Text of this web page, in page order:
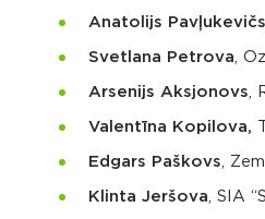
Anatolijs Pavļukevičs
Svetlana Petrova,
Arsenijs Aksjonovs,
Valentīna Kopilova,
Edgars Paškovs,
Klinta Jeršova, SIA